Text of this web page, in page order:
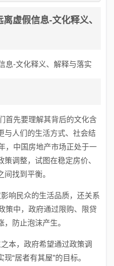
虚假信息-文化释义、
息-文化释义、解释与落实
首先要理解其背后的文化含
与人们的生活方式、社会结
，中国房地产市场正处于一
调整，试图在稳定房价、
找到平衡。
响民众的生活品质，还关系
策中，政府通过限购、限贷
防止泡沫产生。
本，政府希望通过政策调
“居者有其屋”的目标。